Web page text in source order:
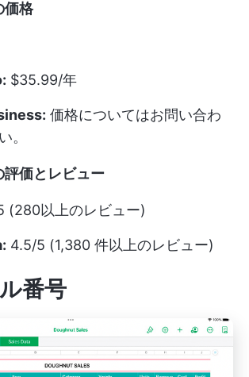
格
$35.99/年
価格についてはお問い合わ
。
価とレビュー
(280以上のレビュー)
4.5/5 (1,380 件以上のレビュー)
番号